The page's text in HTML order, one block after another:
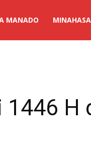
MANADO MINAHASA
H